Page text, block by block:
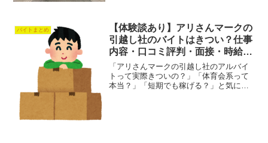
の高時給やセルフサービス店舗の増加な
ど、以前と働き方も変わっ...
バイトまとめ
【体験談あり】アリさんマークの
引越し社のバイトはきつい？仕事
内容・口コミ評判・面接・時給を
徹底解説
「アリさんマークの引越し社のアルバイ
トって実際きついの？」「体育会系って
本当？」「短期でも稼げる？」と気にな